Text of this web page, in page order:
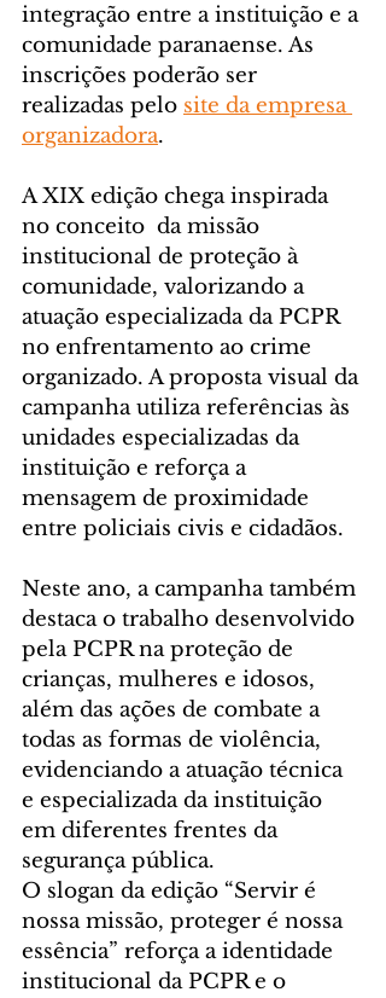
integração entre a instituição e a
comunidade paranaense. As
inscrições poderão ser
realizadas pelo site da empresa
organizadora.
A XIX edição chega inspirada
no conceito  da missão
institucional de proteção à
comunidade, valorizando a
atuação especializada da PCPR
no enfrentamento ao crime
organizado. A proposta visual da
campanha utiliza referências às
unidades especializadas da
instituição e reforça a
mensagem de proximidade
entre policiais civis e cidadãos.
Neste ano, a campanha também
destaca o trabalho desenvolvido
pela PCPR na proteção de
crianças, mulheres e idosos,
além das ações de combate a
todas as formas de violência,
evidenciando a atuação técnica
e especializada da instituição
em diferentes frentes da
segurança pública.
O slogan da edição “Servir é
nossa missão, proteger é nossa
essência” reforça a identidade
institucional da PCPR e o